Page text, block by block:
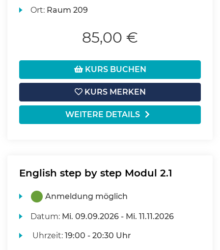
Ort: Raum 209
85,00 €
KURS BUCHEN
KURS MERKEN
WEITERE DETAILS
English step by step Modul 2.1
Anmeldung möglich
Datum: Mi. 09.09.2026 - Mi. 11.11.2026
Uhrzeit:19:00 - 20:30 Uhr